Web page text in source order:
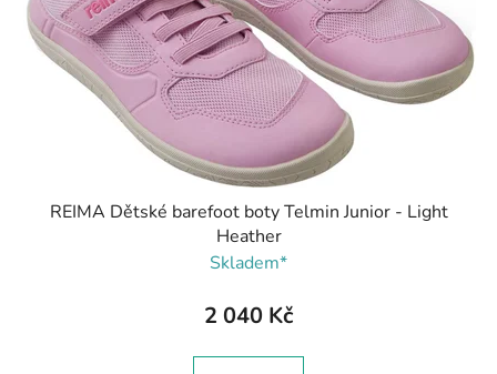
REIMA Dětské barefoot boty Telmin Junior - Light
Heather
Skladem*
2 040 Kč